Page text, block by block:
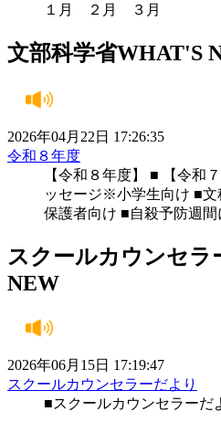
１月 ２月 ３月
文部科学省WHAT'S
2026年04月22日 17:26:35
令和８年度
【令和８年度】 ■ 【令和
ッセージ※小学生向け ■
保護者向け ■自殺予防週間
スクールカウンセラ
NEW
2026年06月15日 17:19:47
スクールカウンセラーだより
■スクールカウンセラーだ